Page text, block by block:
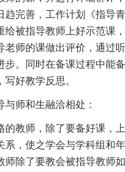
趋完善，工作计划《指导
给被指导教师上好示范课
老师的课做出评价，通过
步。同时在备课过程中能
好教学反思。
与师和生融洽相处：
的教师，除了要备好课，
系，使之学会与学科组和
师除了要教会被指导教师